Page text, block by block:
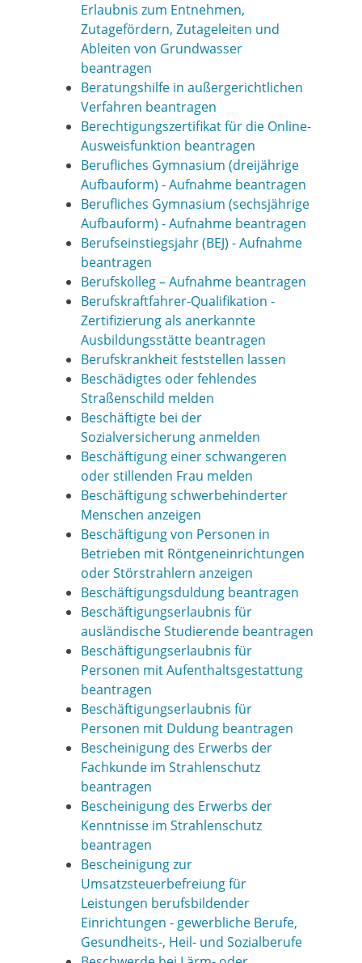
Erlaubnis zum Entnehmen,
Zutagefördern, Zutageleiten und
Ableiten von Grundwasser
beantragen
Beratungshilfe in außergerichtlichen
Verfahren beantragen
Berechtigungszertifikat für die Online-
Ausweisfunktion beantragen
Berufliches Gymnasium (dreijährige
Aufbauform) - Aufnahme beantragen
Berufliches Gymnasium (sechsjährige
Aufbauform) - Aufnahme beantragen
Berufseinstiegsjahr (BEJ) - Aufnahme
beantragen
Berufskolleg – Aufnahme beantragen
Berufskraftfahrer-Qualifikation -
Zertifizierung als anerkannte
Ausbildungsstätte beantragen
Berufskrankheit feststellen lassen
Beschädigtes oder fehlendes
Straßenschild melden
Beschäftigte bei der
Sozialversicherung anmelden
Beschäftigung einer schwangeren
oder stillenden Frau melden
Beschäftigung schwerbehinderter
Menschen anzeigen
Beschäftigung von Personen in
Betrieben mit Röntgeneinrichtungen
oder Störstrahlern anzeigen
Beschäftigungsduldung beantragen
Beschäftigungserlaubnis für
ausländische Studierende beantragen
Beschäftigungserlaubnis für
Personen mit Aufenthaltsgestattung
beantragen
Beschäftigungserlaubnis für
Personen mit Duldung beantragen
Bescheinigung des Erwerbs der
Fachkunde im Strahlenschutz
beantragen
Bescheinigung des Erwerbs der
Kenntnisse im Strahlenschutz
beantragen
Bescheinigung zur
Umsatzsteuerbefreiung für
Leistungen berufsbildender
Einrichtungen - gewerbliche Berufe,
Gesundheits-, Heil- und Sozialberufe